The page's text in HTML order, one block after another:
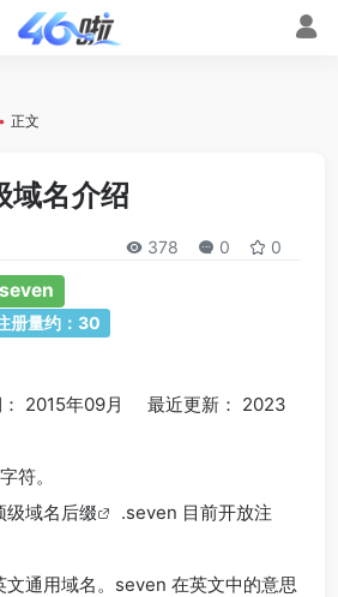
• 正文
域名介绍
378 0 0
册量约：30
： 2015年09月 最近更新： 2023
符。
级域名后缀
.seven 目前开放注
文通用域名。seven 在英文中的意思